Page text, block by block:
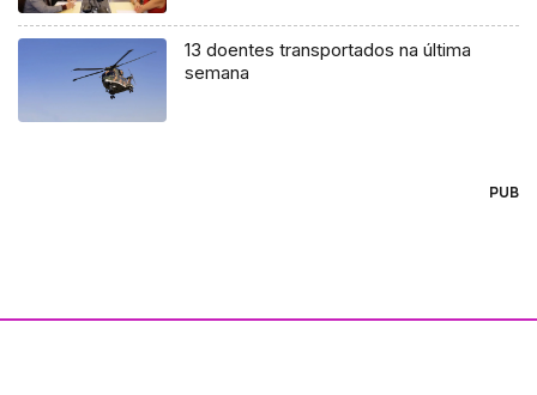
13 doentes transportados na última
semana
PUB